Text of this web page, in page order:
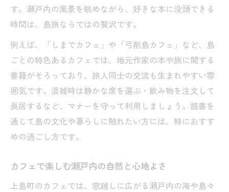
す。瀬戸内の風景を眺めながら、好きな本に没頭できる
時間は、島旅ならではの贅沢です。
例えば、「しまでカフェ」や「弓削島カフェ」など、島
ごとの特色あるカフェでは、地元作家の本や旅に関する
書籍がそろっており、旅人同士の交流も生まれやすい雰
囲気です。混雑時は静かな席を選ぶ・飲み物を注文して
長居するなど、マナーを守って利用しましょう。読書を
通じて島の文化や暮らしに触れたい方には、特におすす
めの過ごし方です。
カフェで楽しむ瀬戸内の自然と心地よさ
上島町のカフェでは、窓越しに広がる瀬戸内の海や島々